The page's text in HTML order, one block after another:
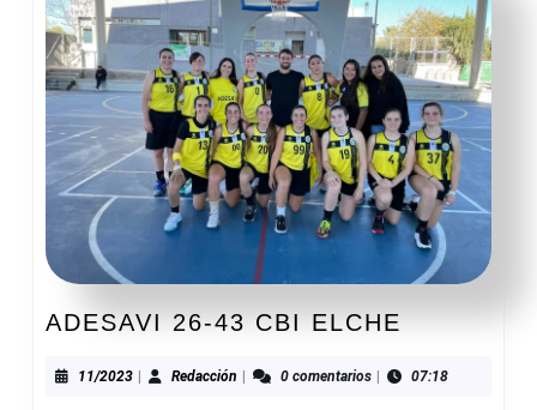
ADESAVI 26-43 CBI ELCHE
43
11/202311/2023Redacción Redacción0 comentarios 07:18